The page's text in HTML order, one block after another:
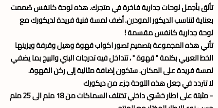
تألق بأجمللوحات جداريةفاخرة في متجرك. هذهلوحة كانفسصُممت
بعناية لتناسب الديكور المودرن. أضف لمسة فنية فريدة لديكورك مع
لوحة جدارية كانفس مقسمة !
تأتي هذه المجموعة بتصميم تصور اكواب قهوة وهيل وقرفة ويزينها
الخط العربي بكلمة " قهوة " ، تتداخل فيه تدرجات البني والبيج بما يضفي
لمسة فريدة على المكان. ستكون إضافة مثالية إلى ركن القهوة.
لا تتردد في جعل هذه اللوحة جزء من ديكورك
- مثبتة على اطار خشبي داخلي تختلف السماكات من 18 ملم الى 25 ملم